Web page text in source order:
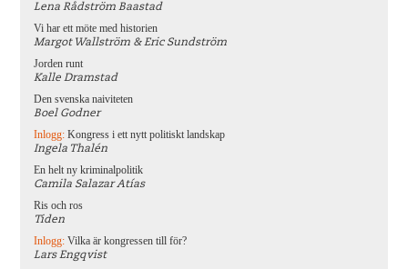
Lena Rådström Baastad
Vi har ett möte med historien
Margot Wallström & Eric Sundström
Jorden runt
Kalle Dramstad
Den svenska naiviteten
Boel Godner
Inlogg:Kongress i ett nytt politiskt landskap
Ingela Thalén
En helt ny kriminalpolitik
Camila Salazar Atías
Ris och ros
Tiden
Inlogg:Vilka är kongressen till för?
Lars Engqvist